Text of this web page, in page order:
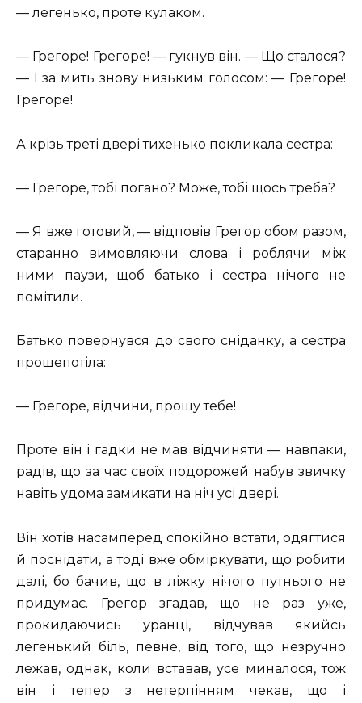
— легенько, проте кулаком.
— Грегоре! Грегоре! — гукнув він. — Що сталося?
— I за мить знову низьким голосом: — Грегоре!
Грегоре!
А крізь треті двері тихенько покликала сестра:
— Грегоре, тобі погано? Може, тобі щось треба?
— Я вже готовий, — відповів Грегор обом разом,
старанно вимовляючи слова і роблячи між
ними паузи, щоб батько і сестра нічого не
помітили.
Батько повернувся до свого сніданку, а сестра
прошепотіла:
— Грегоре, відчини, прошу тебе!
Проте він і гадки не мав відчиняти — навпаки,
радів, що за час своїх подорожей набув звичку
навіть удома замикати на ніч усі двері.
Він хотів насамперед спокійно встати, одягтися
й поснідати, а тоді вже обміркувати, що робити
далі, бо бачив, що в ліжку нічого путнього не
придумає. Грегор згадав, що не раз уже,
прокидаючись уранці, відчував якийсь
легенький біль, певне, від того, що незручно
лежав, однак, коли вставав, усе миналося, тож
він і тепер з нетерпінням чекав, що і